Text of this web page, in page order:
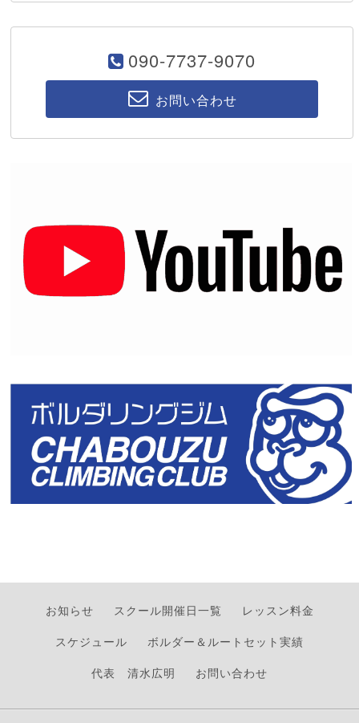
090-7737-9070
お問い合わせ
お知らせ スクール開催日一覧
レッスン料金
スケジュール
ボルダー＆ルートセット実績
代表 清水広明
お問い合わせ